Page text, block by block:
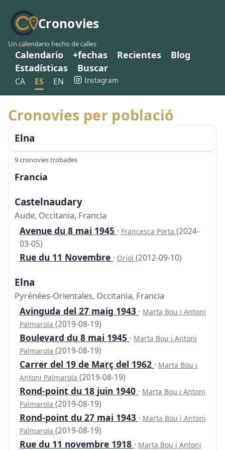
Cronovies
Un calendario hecho de calles
Calendario +fechas Recientes
Blog
Estadísticas
Buscar
CA ES EN Instagram
Cronovies per població
Elna
9 cronovies trobades
Francia
Castelnaudary
Aude, Occitania, Francia
Avenue du 8 mai 1945 · Francesca Porta (2024-
03-05)
Rue du 11 Novembre · Oriol (2012-09-10)
Elna
Pyrénées-Orientales, Occitania, Francia
Avinguda del 27 maig 1943 · Marta Bou i Antoni
Palmarola (2019-08-19)
Boulevard du 8 mai 1945 · Marta Bou i Antoni
Palmarola (2019-08-19)
Carrer del 19 de Març del 1962 · Marta Bou i
Antoni Palmarola (2019-08-19)
Rond-point du 18 juin 1940 · Marta Bou i Antoni
Palmarola (2019-08-19)
Rond-point du 27 mai 1943 · Marta Bou i Antoni
Palmarola (2019-08-19)
Rue du 11 novembre 1918 · Marta Bou i Antoni